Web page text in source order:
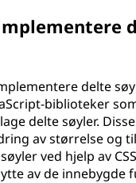
delte
biblioteker
delte søyler.
av størrelse og
ved hjelp av
av de innebygde